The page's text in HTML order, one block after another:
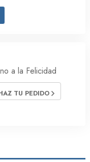
a la Felicidad
TU PEDIDO